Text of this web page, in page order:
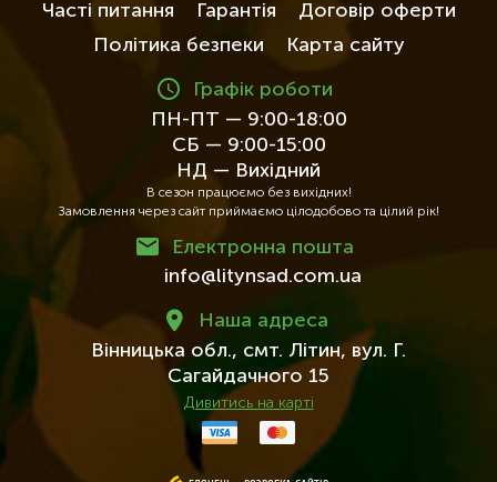
Часті питання
Гарантія
Договір оферти
Політика безпеки
Карта сайту
Графік роботи
ПН-ПТ — 9:00-18:00
СБ — 9:00-15:00
НД — Вихідний
В сезон працюємо без вихідних!
Замовлення через сайт приймаємо цілодобово та цілий рік!
Електронна пошта
info@litynsad.com.ua
Наша адреса
Вінницька обл., смт. Літин, вул. Г.
Сагайдачного 15
Дивитись на карті